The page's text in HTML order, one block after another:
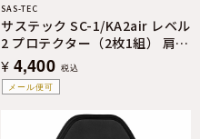
メール便可
SAS-TEC
サステック SC-1/KA2air レベル
2 プロテクター（2枚1組） 肩・
肘・腰・膝兼用
¥ 4,400 税込